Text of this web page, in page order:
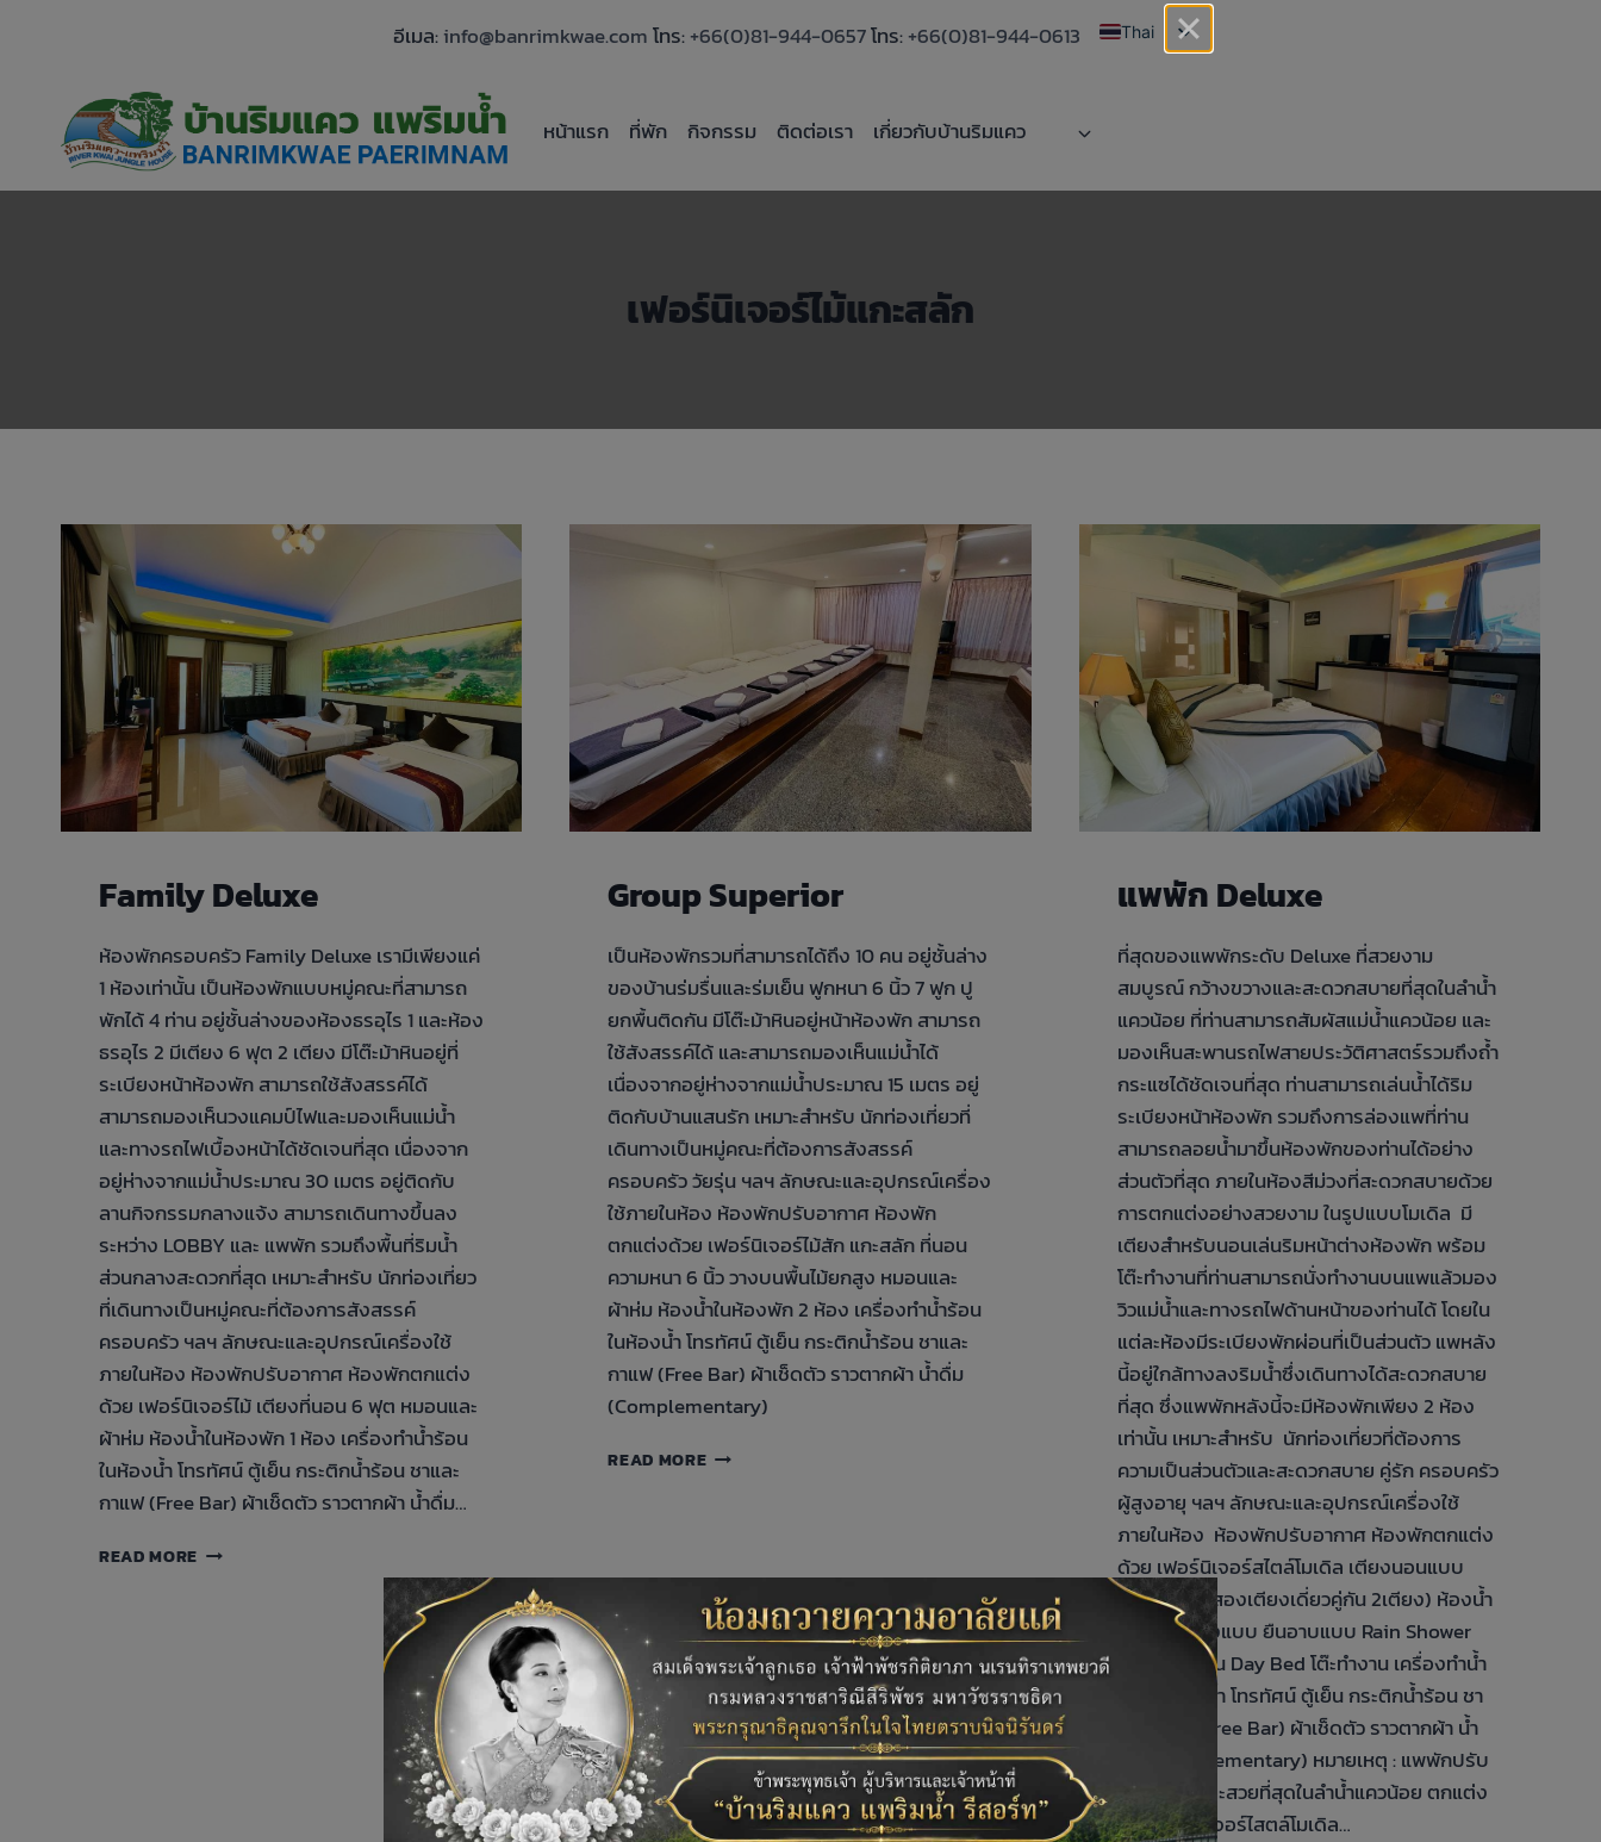
อีเมล:info@banrimkwae.comโทร:+66(0)81-944-0657โทร:+66(0)81-944-0613
Thai
หน้าแรก ที่พัก กิจกรรม ติดต่อเรา เกี่ยวกับบ้านริมแคว
เฟอร์นิเจอร์ไม้แกะสลัก
Family Deluxe
ห้องพักครอบครัว Family Deluxe เรามีเพียงแค่
1 ห้องเท่านั้น เป็นห้องพักแบบหมู่คณะที่สามารถ
พักได้ 4 ท่าน อยู่ชั้นล่างของห้องธรอุไร 1 และห้อง
ธรอุไร 2 มีเตียง 6 ฟุต 2 เตียง มีโต๊ะม้าหินอยู่ที่
ระเบียงหน้าห้องพัก สามารถใช้สังสรรค์ได้
สามารถมองเห็นวงแคมป์ไฟและมองเห็นแม่น้ำ
และทางรถไฟเบื้องหน้าได้ชัดเจนที่สุด เนื่องจาก
อยู่ห่างจากแม่น้ำประมาณ 30 เมตร อยู่ติดกับ
ลานกิจกรรมกลางแจ้ง สามารถเดินทางขึ้นลง
ระหว่าง LOBBY และ แพพัก รวมถึงพื้นที่ริมน้ำ
ส่วนกลางสะดวกที่สุด เหมาะสำหรับ นักท่องเที่ยว
ที่เดินทางเป็นหมู่คณะที่ต้องการสังสรรค์
ครอบครัว ฯลฯ ลักษณะและอุปกรณ์เครื่องใช้
ภายในห้อง ห้องพักปรับอากาศ ห้องพักตกแต่ง
ด้วย เฟอร์นิเจอร์ไม้ เตียงที่นอน 6 ฟุต หมอนและ
ผ้าห่ม ห้องน้ำในห้องพัก 1 ห้อง เครื่องทำน้ำร้อน
ในห้องน้ำ โทรทัศน์ ตู้เย็น กระติกน้ำร้อน ชาและ
กาแฟ (Free Bar) ผ้าเช็ดตัว ราวตากผ้า น้ำดื่ม…
READ MORE FAMILY
Group Superior
เป็นห้องพักรวมที่สามารถได้ถึง 10 คน อยู่ชั้นล่าง
ของบ้านร่มรื่นและร่มเย็น ฟูกหนา 6 นิ้ว 7 ฟูก ปู
ยกพื้นติดกัน มีโต๊ะม้าหินอยู่หน้าห้องพัก สามารถ
ใช้สังสรรค์ได้ และสามารถมองเห็นแม่น้ำได้
เนื่องจากอยู่ห่างจากแม่น้ำประมาณ 15 เมตร อยู่
ติดกับบ้านแสนรัก เหมาะสำหรับ นักท่องเที่ยวที่
เดินทางเป็นหมู่คณะที่ต้องการสังสรรค์
ครอบครัว วัยรุ่น ฯลฯ ลักษณะและอุปกรณ์เครื่อง
ใช้ภายในห้อง ห้องพักปรับอากาศ ห้องพัก
ตกแต่งด้วย เฟอร์นิเจอร์ไม้สัก แกะสลัก ที่นอน
ความหนา 6 นิ้ว วางบนพื้นไม้ยกสูง หมอนและ
ผ้าห่ม ห้องน้ำในห้องพัก 2 ห้อง เครื่องทำน้ำร้อน
ในห้องน้ำ โทรทัศน์ ตู้เย็น กระติกน้ำร้อน ชาและ
กาแฟ (Free Bar) ผ้าเช็ดตัว ราวตากผ้า น้ำดื่ม
(Complementary)
READ MOREGROUP
แพพัก Deluxe
ที่สุดของแพพักระดับ Deluxe ที่สวยงาม
สมบูรณ์ กว้างขวางและสะดวกสบายที่สุดในลำน้ำ
แควน้อย ที่ท่านสามารถสัมผัสแม่น้ำแควน้อย และ
มองเห็นสะพานรถไฟสายประวัติศาสตร์รวมถึงถ้ำ
กระแซได้ชัดเจนที่สุด ท่านสามารถเล่นน้ำได้ริม
ระเบียงหน้าห้องพัก รวมถึงการล่องแพที่ท่าน
สามารถลอยน้ำมาขึ้นห้องพักของท่านได้อย่าง
ส่วนตัวที่สุด ภายในห้องสีม่วงที่สะดวกสบายด้วย
การตกแต่งอย่างสวยงาม ในรูปแบบโมเดิล มี
เตียงสำหรับนอนเล่นริมหน้าต่างห้องพัก พร้อม
โต๊ะทำงานที่ท่านสามารถนั่งทำงานบนแพแล้วมอง
วิวแม่น้ำและทางรถไฟด้านหน้าของท่านได้ โดยใน
แต่ละห้องมีระเบียงพักผ่อนที่เป็นส่วนตัว แพหลัง
นี้อยู่ใกล้ทางลงริมน้ำซึ่งเดินทางได้สะดวกสบาย
ที่สุด ซึ่งแพพักหลังนี้จะมีห้องพักเพียง 2 ห้อง
เท่านั้น เหมาะสำหรับ นักท่องเที่ยวที่ต้องการ
ความเป็นส่วนตัวและสะดวกสบาย คู่รัก ครอบครัว
ผู้สูงอายุ ฯลฯ ลักษณะและอุปกรณ์เครื่องใช้
ภายในห้อง ห้องพักปรับอากาศ ห้องพักตกแต่ง
ด้วย เฟอร์นิเจอร์สไตล์โมเดิล เตียงนอนแบบ
Twin Bed (สองเตียงเดี่ยวคู่กัน 2เตียง) ห้องน้ำ
ในห้องพักทั้งแบบ ยืนอาบแบบ Rain Shower
เตียงนอนเล่น Day Bed โต๊ะทำงาน เครื่องทำน้ำ
ร้อนในห้องน้ำ โทรทัศน์ ตู้เย็น กระติกน้ำร้อน ชา
และกาแฟ (Free Bar) ผ้าเช็ดตัว ราวตากผ้า น้ำ
ดื่ม (Complementary) หมายเหตุ : แพพักปรับ
อากาศที่ดีและสวยที่สุดในลำน้ำแควน้อย ตกแต่ง
ด้วยเฟอร์นิเจอร์ไสตล์โมเดิล…